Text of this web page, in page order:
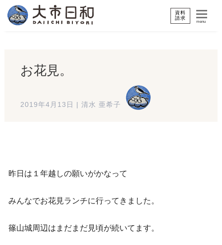
資料
請求
menu
お花見。
2019年4月13日 | 清水 亜希子
昨日は１年越しの願いがかなって
みんなでお花見ランチに行ってきました。
篠山城周辺はまだまだ見頃が続いてます。